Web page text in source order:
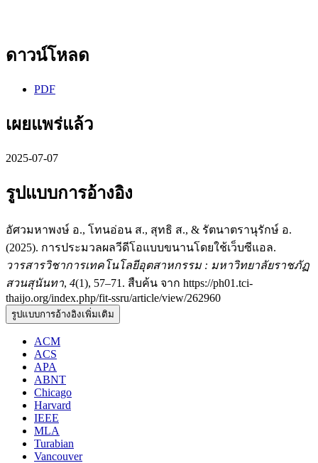
ดาวน์โหลด
PDF
เผยแพร่แล้ว
2025-07-07
รูปแบบการอ้างอิง
อัศวมหาพงษ์ อ., โทนอ่อน ส., สุทธิ ส., & รัตนาตรานุรักษ์ อ.
(2025). การประมวลผลวีดีโอแบบขนานโดยใช้เว็บซีแอล.
วารสารวิชาการเทคโนโลยีอุตสาหกรรม : มหาวิทยาลัยราชภัฏ
สวนสุนันทา, 4(1), 57–71. สืบค้น จาก https://ph01.tci-
thaijo.org/index.php/fit-ssru/article/view/262960
รูปแบบการอ้างอิงเพิ่มเติม
ACM
ACS
APA
ABNT
Chicago
Harvard
IEEE
MLA
Turabian
Vancouver